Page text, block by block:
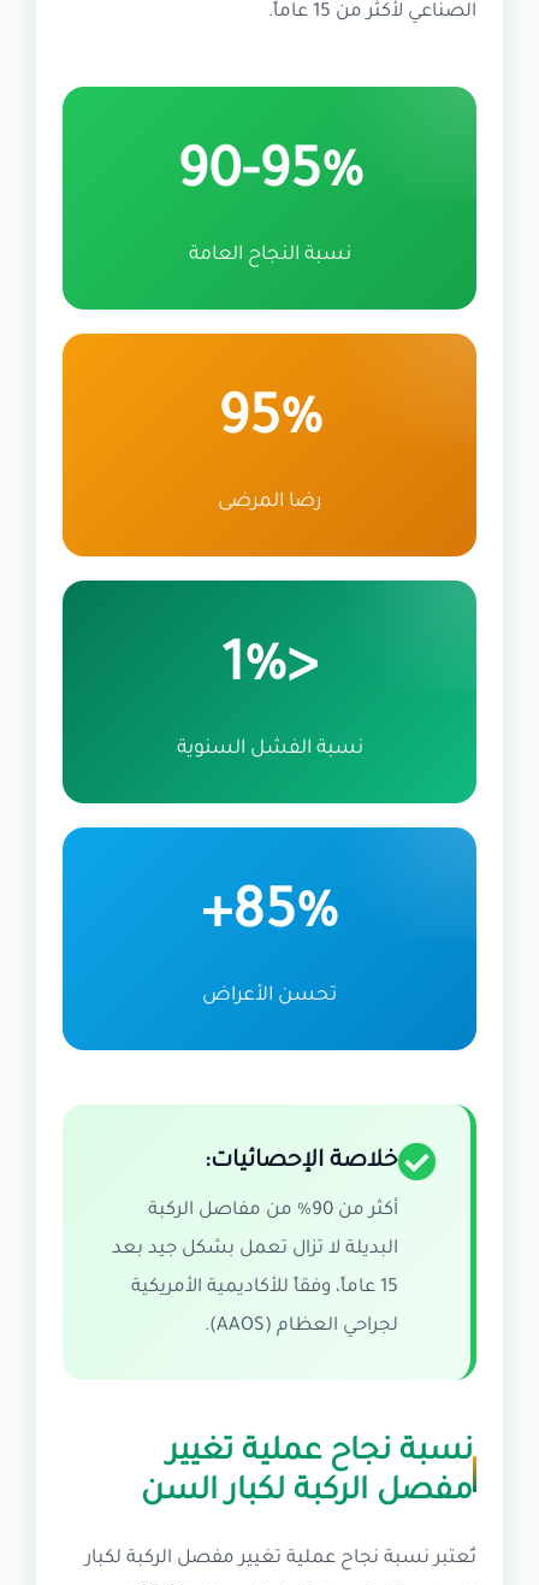
الصناعي لأكثر من 15 عاماً.
90-95%
نسبة النجاح العامة
95%
رضا المرضى
<1%
نسبة الفشل السنوية
85%+
تحسن الأعراض
خلاصة الإحصائيات:
أكثر من 90% من مفاصل الركبة
البديلة لا تزال تعمل بشكل جيد بعد
15 عاماً، وفقاً للأكاديمية الأمريكية
لجراحي العظام (AAOS).
نسبة نجاح عملية تغيير
مفصل الركبة لكبار السن
تُعتبر نسبة نجاح عملية تغيير مفصل الركبة لكبار